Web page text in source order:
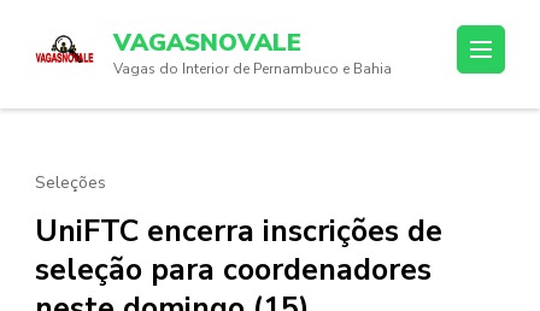
(Press
VAGASNOVALE
Vagas do Interior de Pernambuco e Bahia
Seleções
UniFTC encerra inscrições de
seleção para coordenadores